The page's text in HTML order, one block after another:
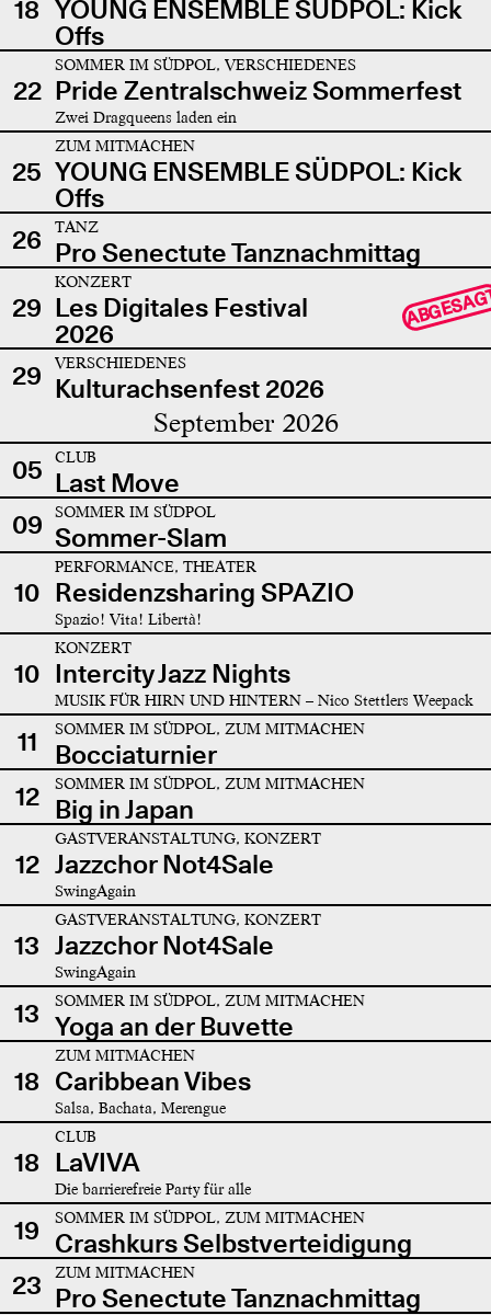
18 YOUNG ENSEMBLE SÜDPOL: Kick
Offs
22
SOMMER IM SÜDPOL, VERSCHIEDENES
Pride Zentralschweiz Sommerfest
Zwei Dragqueens laden ein
25
ZUM MITMACHEN
YOUNG ENSEMBLE SÜDPOL: Kick
Offs
26
TANZ
Pro Senectute Tanznachmittag
29
KONZERT
Les Digitales Festival
2026
29 VERSCHIEDENES
Kulturachsenfest 2026
September 2026
05 CLUB
Last Move
09
SOMMER IM SÜDPOL
Sommer-Slam
10
PERFORMANCE, THEATER
Residenzsharing SPAZIO
Spazio! Vita! Libertà!
10
KONZERT
Intercity Jazz Nights
MUSIK FÜR HIRN UND HINTERN – Nico Stettlers Weepack
11 SOMMER IM SÜDPOL, ZUM MITMACHEN
Bocciaturnier
12
SOMMER IM SÜDPOL, ZUM MITMACHEN
Big in Japan
12
GASTVERANSTALTUNG, KONZERT
Jazzchor Not4Sale
SwingAgain
13
GASTVERANSTALTUNG, KONZERT
Jazzchor Not4Sale
SwingAgain
13 SOMMER IM SÜDPOL, ZUM MITMACHEN
Yoga an der Buvette
18
ZUM MITMACHEN
Caribbean Vibes
Salsa, Bachata, Merengue
18
CLUB
LaVIVA
Die barrierefreie Party für alle
19 SOMMER IM SÜDPOL, ZUM MITMACHEN
Crashkurs Selbstverteidigung
23
ZUM MITMACHEN
Pro Senectute Tanznachmittag